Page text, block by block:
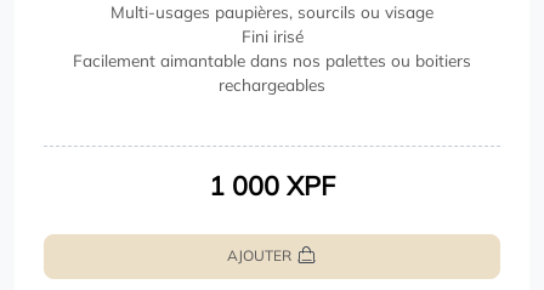
Multi-usages paupières, sourcils ou visage
Fini irisé
Facilement aimantable dans nos palettes ou boitiers
rechargeables
1 000 XPF
AJOUTER